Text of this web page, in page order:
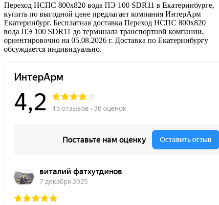
Переход НСПС 800х820 вода ПЭ 100 SDR11 в Екатеринбурге,
купить по выгодной цене предлагает компания ИнтерАрм
Екатеринбург. Бесплатная доставка Переход НСПС 800х820
вода ПЭ 100 SDR11 до терминала транспортной компании,
ориентировочно на 05.08.2026 г. Доставка по Екатеринбургу
обсуждается индивидуально.